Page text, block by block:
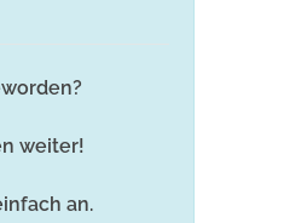
weiter!
an.